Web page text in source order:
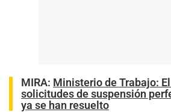
MIRA: Ministerio de Trabajo:
solicitudes de suspensión
ya se han resuelto